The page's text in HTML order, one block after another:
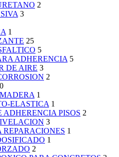
2
3
1
25
5
ADHERENCIA 5
DE AIRE 3
2
1
ELASTICA 1
ADHERENCIA PISOS 2
3
REPARACIONES 1
1
2